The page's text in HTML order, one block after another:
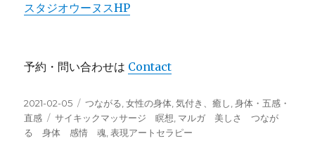
スタジオウーヌスHP
予約・問い合わせは Contact
投
稿
日:
2021-02-05
カ
テ
ゴ
つながる,女性の身体,気付き、癒し,身体・五感・
直感
タ
グ
サイキックマッサージ 瞑想, マルガ 美しさ つなが
る 身体 感情 魂,表現アートセラピー